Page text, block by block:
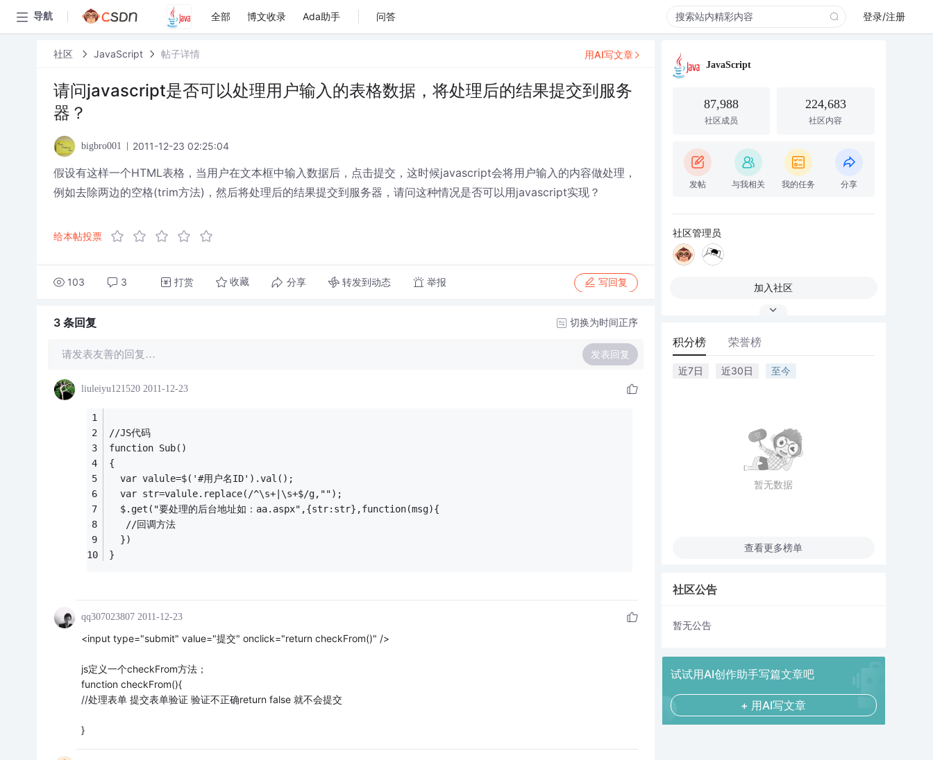
导航 全部 博文收录 Ada助手 问答 登录/注册
社区 JavaScript 帖子详情
请问javascript是否可以处理用户输入的表格数据，将处理后的结果提交到服务
器？
bigbro001 2011-12-23 02:25:04
假设有这样一个HTML表格，当用户在文本框中输入数据后，点击提交，这时候javascript会将用户输入的内容做处理，
例如去除两边的空格(trim方法)，然后将处理后的结果提交到服务器，请问这种情况是否可以用javascript实现？
给本帖投票
103 3 打赏 收藏 分享 转发到动态 举报 写回复
用AI写文章
3 条回复 切换为时间正序
请发表友善的回复… 发表回复
liuleiyu121520 2011-12-23
//JS代码
function Sub()
{
  var valule=$('#用户名ID').val();
  var str=valule.replace(/^\s+|\s+$/g,"");
  $.get("要处理的后台地址如：aa.aspx",{str:str},function(msg){
   //回调方法
  })
}
qq307023807 2011-12-23
<input type="submit" value="提交" onclick="return checkFrom()" />
js定义一个checkFrom方法；
function checkFrom(){
//处理表单 提交表单验证 验证不正确return false 就不会提交
}
JavaScript
87,988
社区成员
224,683
社区内容
发帖 与我相关 我的任务 分享
社区管理员
加入社区
积分榜 荣誉榜
近7日 近30日 至今
暂无数据
查看更多榜单
社区公告
暂无公告
试试用AI创作助手写篇文章吧
+ 用AI写文章